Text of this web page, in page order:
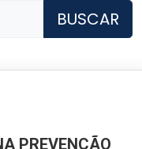
BUSCAR
PREVENÇÃO